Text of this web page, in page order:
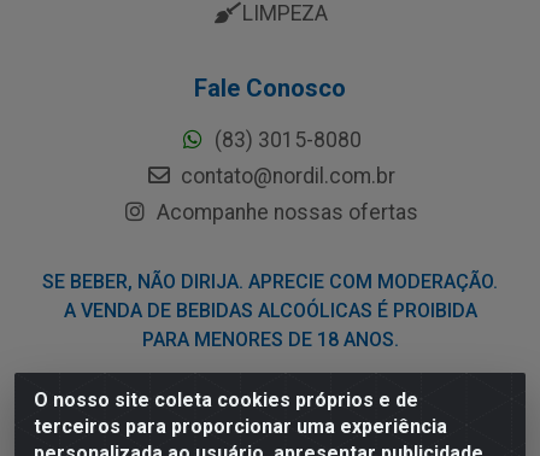
O nosso site coleta cookies próprios e de
terceiros para proporcionar uma experiência
LIMPEZA
Fale Conosco
(83) 3015-8080
contato@nordil.com.br
Acompanhe nossas ofertas
SE BEBER, NÃO DIRIJA. APRECIE COM MODERAÇÃO.
A VENDA DE BEBIDAS ALCOÓLICAS É PROIBIDA
PARA MENORES DE 18 ANOS.
Nordil Distribuidora - Avenida Liberdade, 2738, Bloco F -
Sesi - Bayeux/PB - CEP 58.111-400 - CNPJ